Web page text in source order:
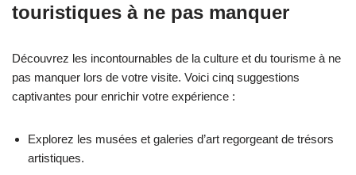
touristiques à ne pas manquer
Découvrez les incontournables de la culture et du tourisme à ne
pas manquer lors de votre visite. Voici cinq suggestions
captivantes pour enrichir votre expérience :
Explorez les musées et galeries d’art regorgeant de trésors
artistiques.